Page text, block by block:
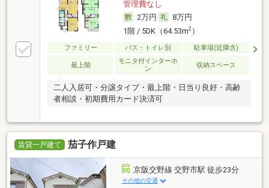
管理費なし
2万円
8万円
1階 / 5DK（64.53m2）
ファミリー バス・トイレ別 駐車場(近隣含)
最上階
モニタ付インターホ
ン
収納スペース
二人入居可・分譲タイプ・最上階・日当り良好・高齢
者相談・初期費用カード決済可
賃貸一戸建て 茄子作戸建
京阪交野線 交野市駅 徒歩23分
その他の交通